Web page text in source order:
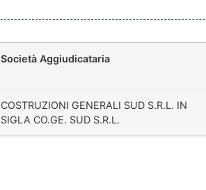
Società Aggiudicataria
COSTRUZIONI GENERALI SUD S.R.L. IN
SIGLA CO.GE. SUD S.R.L.